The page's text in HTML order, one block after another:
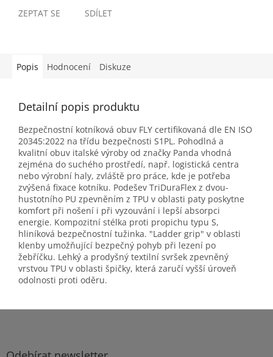
ZEPTAT SE SDÍLET
Popis Hodnocení Diskuze
Detailní popis produktu
Bezpečnostní kotníková obuv FLY certifikovaná dle EN ISO
20345:2022 na třídu bezpečnosti S1PL. Pohodlná a
kvalitní obuv italské výroby od značky Panda vhodná
zejména do suchého prostředí, např. logistická centra
nebo výrobní haly, zvláště pro práce, kde je potřeba
zvýšená fixace kotníku. Podešev TriDuraFlex z dvou-
hustotního PU zpevněním z TPU v oblasti paty poskytne
komfort při nošení i při vyzouvání i lepší absorpci
energie. Kompozitní stélka proti propichu typu S,
hliníková bezpečnostní tužinka. "Ladder grip" v oblasti
klenby umožňující bezpečný pohyb při lezení po
žebříčku. Lehký a prodyšný textilní svršek zpevněný
vrstvou TPU v oblasti špičky, která zaručí vyšší úroveň
odolnosti proti oděru.
Z